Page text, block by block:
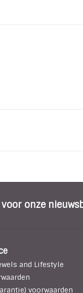
onze
and Lifestyle
voorwaarden